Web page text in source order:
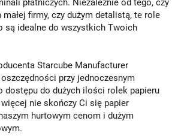
płatniczych. Niezależnie od tego, czy
firmy, czy dużym detalistą, te role
są idealne do wszystkich Twoich
Starcube Manufacturer
przy jednoczesnym
dostępu do dużych ilości rolek papieru
nie skończy Ci się papier
hurtowym cenom i dużym